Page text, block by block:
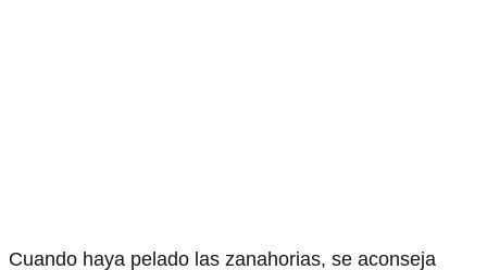
Cuando haya pelado las zanahorias, se aconseja